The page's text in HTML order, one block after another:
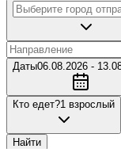
Даты06.08.2026 -
Кто едет?1 взрослый
Найти